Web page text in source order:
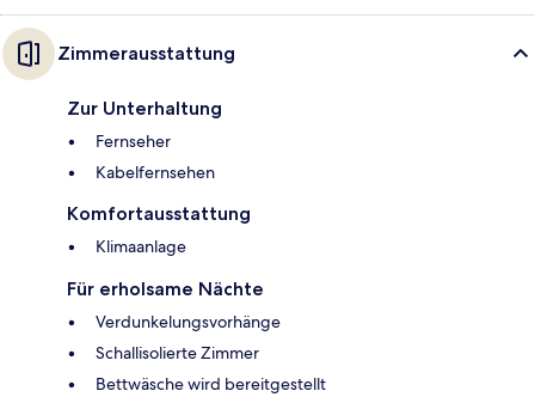
Zimmerausstattung
Zur Unterhaltung
Fernseher
Kabelfernsehen
Komfortausstattung
Klimaanlage
Für erholsame Nächte
Verdunkelungsvorhänge
Schallisolierte Zimmer
Bettwäsche wird bereitgestellt